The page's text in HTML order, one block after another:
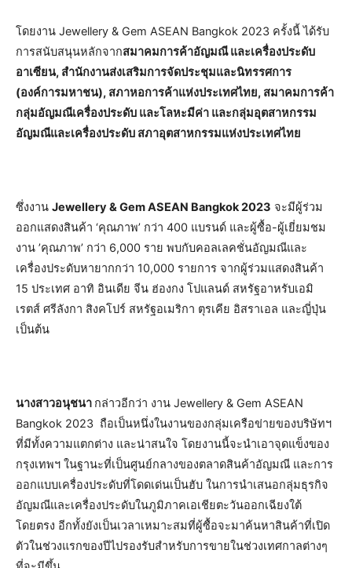
โดยงาน Jewellery & Gem ASEAN Bangkok 2023 ครั้งนี้ ได้รับ
การสนับสนุนหลักจากสมาคมการค้าอัญมณี และเครื่องประดับ
อาเซียน, สำนักงานส่งเสริมการจัดประชุมและนิทรรศการ
(องค์การมหาชน), สภาหอการค้าแห่งประเทศไทย, สมาคมการค้า
กลุ่มอัญมณีเครื่องประดับ และโลหะมีค่า และกลุ่มอุตสาหกรรม
อัญมณีและเครื่องประดับ สภาอุตสาหกรรมแห่งประเทศไทย
ซึ่งงาน Jewellery & Gem ASEAN Bangkok 2023 จะมีผู้ร่วม
ออกแสดงสินค้า ‘คุณภาพ’ กว่า 400 แบรนด์ และผู้ซื้อ-ผู้เยี่ยมชม
งาน ’คุณภาพ’ กว่า 6,000 ราย พบกับคอลเลคชั่นอัญมณีและ
เครื่องประดับหายากกว่า 10,000 รายการ จากผู้ร่วมแสดงสินค้า
15 ประเทศ อาทิ อินเดีย จีน ฮ่องกง โปแลนด์ สหรัฐอาหรับเอมิ
เรตส์ ศรีลังกา สิงคโปร์ สหรัฐอเมริกา ตุรเคีย อิสราเอล และญี่ปุ่น
เป็นต้น
นางสาวอนุชนา กล่าวอีกว่า งาน Jewellery & Gem ASEAN
Bangkok 2023 ถือเป็นหนึ่งในงานของกลุ่มเครือข่ายของบริษัทฯ
ที่มีทั้งความแตกต่าง และน่าสนใจ โดยงานนี้จะนำเอาจุดแข็งของ
กรุงเทพฯ ในฐานะที่เป็นศูนย์กลางของตลาดสินค้าอัญมณี และการ
ออกแบบเครื่องประดับที่โดดเด่นเป็นฮับ ในการนำเสนอกลุ่มธุรกิจ
อัญมณีและเครื่องประดับในภูมิภาคเอเชียตะวันออกเฉียงใต้
โดยตรง อีกทั้งยังเป็นเวลาเหมาะสมที่ผู้ซื้อจะมาค้นหาสินค้าที่เปิด
ตัวในช่วงแรกของปีไปรองรับสำหรับการขายในช่วงเทศกาลต่างๆ